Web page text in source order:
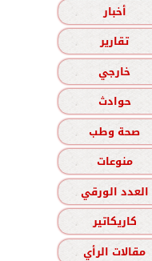
أخبار
تقارير
خارجي
حوادث
صحة وطب
منوعات
العدد الورقي
كاريكاتير
مقالات الرأي